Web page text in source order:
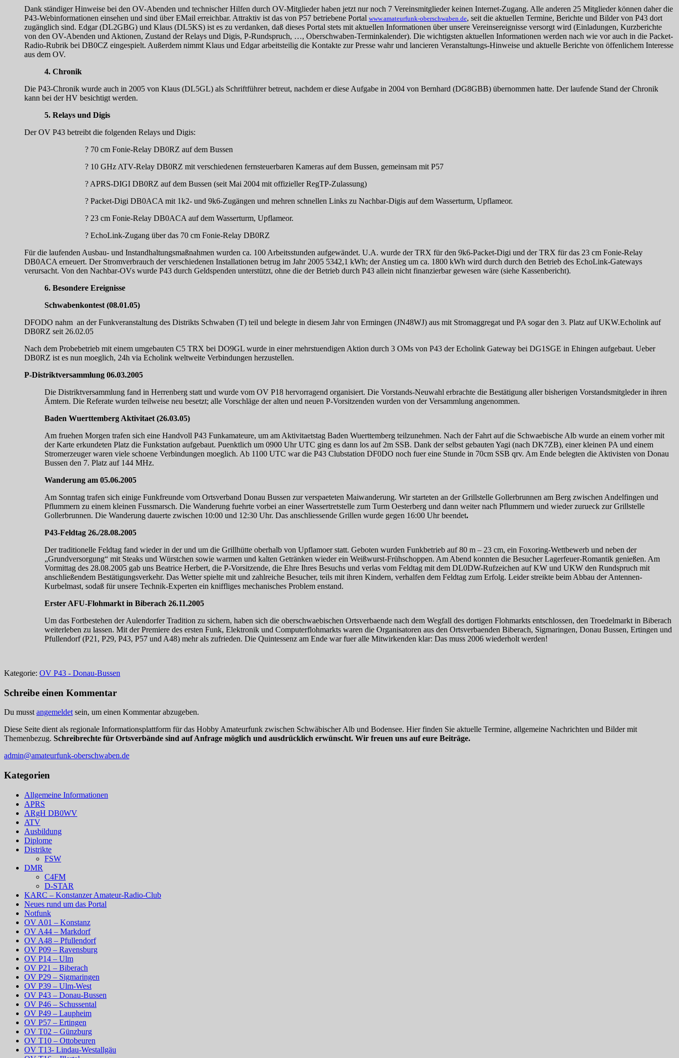
Dank ständiger Hinweise bei den OV-Abenden und technischer Hilfen durch OV-Mitglieder haben jetzt nur noch 7 Vereinsmitglieder keinen Internet-Zugang. Alle anderen 25 Mitglieder können daher die
P43-Webinformationen einsehen und sind über EMail erreichbar. Attraktiv ist das von P57 betriebene Portal www.amateurfunk-oberschwaben.de, seit die aktuellen Termine, Berichte und Bilder von P43 dort
zugänglich sind. Edgar (DL2GBG) und Klaus (DL5KS) ist es zu verdanken, daß dieses Portal stets mit aktuellen Informationen über unsere Vereinsereignisse versorgt wird (Einladungen, Kurzberichte
von den OV-Abenden und Aktionen, Zustand der Relays und Digis, P-Rundspruch, …, Oberschwaben-Terminkalender). Die wichtigsten aktuellen Informationen werden nach wie vor auch in die Packet-
Radio-Rubrik bei DB0CZ eingespielt. Außerdem nimmt Klaus und Edgar arbeitsteilig die Kontakte zur Presse wahr und lancieren Veranstaltungs-Hinweise und aktuelle Berichte von öffenlichem Interesse
aus dem OV.
4. Chronik
Die P43-Chronik wurde auch in 2005 von Klaus (DL5GL) als Schriftführer betreut, nachdem er diese Aufgabe in 2004 von Bernhard (DG8GBB) übernommen hatte. Der laufende Stand der Chronik
kann bei der HV besichtigt werden.
5. Relays und Digis
Der OV P43 betreibt die folgenden Relays und Digis:
? 70 cm Fonie-Relay DB0RZ auf dem Bussen
? 10 GHz ATV-Relay DB0RZ mit verschiedenen fernsteuerbaren Kameras auf dem Bussen, gemeinsam mit P57
? APRS-DIGI DB0RZ auf dem Bussen (seit Mai 2004 mit offizieller RegTP-Zulassung)
? Packet-Digi DB0ACA mit 1k2- und 9k6-Zugängen und mehren schnellen Links zu Nachbar-Digis auf dem Wasserturm, Upflameor.
? 23 cm Fonie-Relay DB0ACA auf dem Wasserturm, Upflameor.
? EchoLink-Zugang über das 70 cm Fonie-Relay DB0RZ
Für die laufenden Ausbau- und Instandhaltungsmaßnahmen wurden ca. 100 Arbeitsstunden aufgewändet. U.A. wurde der TRX für den 9k6-Packet-Digi und der TRX für das 23 cm Fonie-Relay
DB0ACA erneuert. Der Stromverbrauch der verschiedenen Installationen betrug im Jahr 2005 5342,1 kWh; der Anstieg um ca. 1800 kWh wird durch durch den Betrieb des EchoLink-Gateways
verursacht. Von den Nachbar-OVs wurde P43 durch Geldspenden unterstützt, ohne die der Betrieb durch P43 allein nicht finanzierbar gewesen wäre (siehe Kassenbericht).
6. Besondere Ereignisse
Schwabenkontest (08.01.05)
DFODO nahm an der Funkveranstaltung des Distrikts Schwaben (T) teil und belegte in diesem Jahr von Ermingen (JN48WJ) aus mit Stromaggregat und PA sogar den 3. Platz auf UKW.Echolink auf
DB0RZ seit 26.02.05
Nach dem Probebetrieb mit einem umgebauten C5 TRX bei DO9GL wurde in einer mehrstuendigen Aktion durch 3 OMs von P43 der Echolink Gateway bei DG1SGE in Ehingen aufgebaut. Ueber
DB0RZ ist es nun moeglich, 24h via Echolink weltweite Verbindungen herzustellen.
P-Distriktversammlung 06.03.2005
Die Distriktversammlung fand in Herrenberg statt und wurde vom OV P18 hervorragend organisiert. Die Vorstands-Neuwahl erbrachte die Bestätigung aller bisherigen Vorstandsmitgleder in ihren
Ämtern. Die Referate wurden teilweise neu besetzt; alle Vorschläge der alten und neuen P-Vorsitzenden wurden von der Versammlung angenommen.
Baden Wuerttemberg Aktivitaet (26.03.05)
Am fruehen Morgen trafen sich eine Handvoll P43 Funkamateure, um am Aktivitaetstag Baden Wuerttemberg teilzunehmen. Nach der Fahrt auf die Schwaebische Alb wurde an einem vorher mit
der Karte erkundeten Platz die Funkstation aufgebaut. Puenktlich um 0900 Uhr UTC ging es dann los auf 2m SSB. Dank der selbst gebauten Yagi (nach DK7ZB), einer kleinen PA und einem
Stromerzeuger waren viele schoene Verbindungen moeglich. Ab 1100 UTC war die P43 Clubstation DF0DO noch fuer eine Stunde in 70cm SSB qrv. Am Ende belegten die Aktivisten von Donau
Bussen den 7. Platz auf 144 MHz.
Wanderung am 05.06.2005
Am Sonntag trafen sich einige Funkfreunde vom Ortsverband Donau Bussen zur verspaeteten Maiwanderung. Wir starteten an der Grillstelle Gollerbrunnen am Berg zwischen Andelfingen und
Pflummern zu einem kleinen Fussmarsch. Die Wanderung fuehrte vorbei an einer Wassertretstelle zum Turm Oesterberg und dann weiter nach Pflummern und wieder zurueck zur Grillstelle
Gollerbrunnen. Die Wanderung dauerte zwischen 10:00 und 12:30 Uhr. Das anschliessende Grillen wurde gegen 16:00 Uhr beendet.
P43-Feldtag 26./28.08.2005
Der traditionelle Feldtag fand wieder in der und um die Grillhütte oberhalb von Upflamoer statt. Geboten wurden Funkbetrieb auf 80 m – 23 cm, ein Foxoring-Wettbewerb und neben der
„Grundversorgung“ mit Steaks und Würstchen sowie warmen und kalten Getränken wieder ein Weißwurst-Frühschoppen. Am Abend konnten die Besucher Lagerfeuer-Romantik genießen. Am
Vormittag des 28.08.2005 gab uns Beatrice Herbert, die P-Vorsitzende, die Ehre Ihres Besuchs und verlas vom Feldtag mit dem DL0DW-Rufzeichen auf KW und UKW den Rundspruch mit
anschließendem Bestätigungsverkehr. Das Wetter spielte mit und zahlreiche Besucher, teils mit ihren Kindern, verhalfen dem Feldtag zum Erfolg. Leider streikte beim Abbau der Antennen-
Kurbelmast, sodaß für unsere Technik-Experten ein kniffliges mechanisches Problem enstand.
Erster AFU-Flohmarkt in Biberach 26.11.2005
Um das Fortbestehen der Aulendorfer Tradition zu sichern, haben sich die oberschwaebischen Ortsverbaende nach dem Wegfall des dortigen Flohmarkts entschlossen, den Troedelmarkt in Biberach
weiterleben zu lassen. Mit der Premiere des ersten Funk, Elektronik und Computerflohmarkts waren die Organisatoren aus den Ortsverbaenden Biberach, Sigmaringen, Donau Bussen, Ertingen und
Pfullendorf (P21, P29, P43, P57 und A48) mehr als zufrieden. Die Quintessenz am Ende war fuer alle Mitwirkenden klar: Das muss 2006 wiederholt werden!
Kategorie: OV P43 - Donau-Bussen
Schreibe einen Kommentar
Du musst angemeldet sein, um einen Kommentar abzugeben.
Diese Seite dient als regionale Informationsplattform für das Hobby Amateurfunk zwischen Schwäbischer Alb und Bodensee. Hier finden Sie aktuelle Termine, allgemeine Nachrichten und Bilder mit
Themenbezug. Schreibrechte für Ortsverbände sind auf Anfrage möglich und ausdrücklich erwünscht. Wir freuen uns auf eure Beiträge.
admin@amateurfunk-oberschwaben.de
Kategorien
Allgemeine Informationen
APRS
ARgH DB0WV
ATV
Ausbildung
Diplome
Distrikte
FSW
DMR
C4FM
D-STAR
KARC – Konstanzer Amateur-Radio-Club
Neues rund um das Portal
Notfunk
OV A01 – Konstanz
OV A44 – Markdorf
OV A48 – Pfullendorf
OV P09 – Ravensburg
OV P14 – Ulm
OV P21 – Biberach
OV P29 – Sigmaringen
OV P39 – Ulm-West
OV P43 – Donau-Bussen
OV P46 – Schussental
OV P49 – Laupheim
OV P57 – Ertingen
OV T02 – Günzburg
OV T10 – Ottobeuren
OV T13- Lindau-Westallgäu